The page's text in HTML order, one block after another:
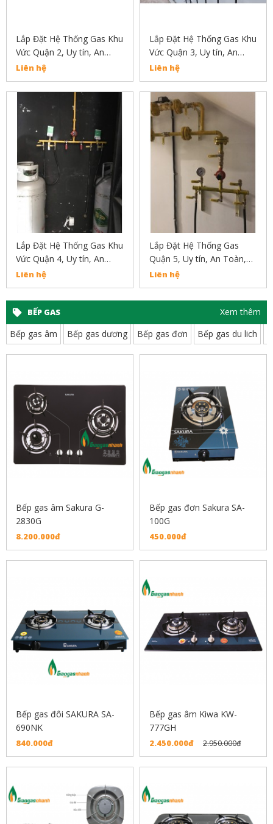
Lắp Đặt Hệ Thống Gas Khu
Vức Quận 2, Uy tín, An
Toàn, Chất Lượng
Liên hệ
Lắp Đặt Hệ Thống Gas Khu
Vức Quận 3, Uy tín, An
Toàn, Chất Lượng
Liên hệ
Lắp Đặt Hệ Thống Gas Khu
Vức Quận 4, Uy tín, An
Toàn, Chất Lượng
Liên hệ
Lắp Đặt Hệ Thống Gas
Quận 5, Uy tín, An Toàn,
Chất Lượng 02838304030
Liên hệ
BẾP GAS
Xem thêm
Bếp gas âm
Bếp gas dương Bếp gas đơn Bếp gas du lich
Bếp gas âm Sakura G-
2830G
8.200.000đ
Bếp gas đơn Sakura SA-
100G
450.000đ
Bếp gas đôi SAKURA SA-
690NK
840.000đ
Bếp gas âm Kiwa KW-
777GH
2.450.000đ 2.950.000đ